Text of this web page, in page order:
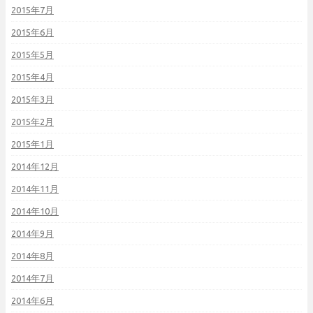
2015年7月
2015年6月
2015年5月
2015年4月
2015年3月
2015年2月
2015年1月
2014年12月
2014年11月
2014年10月
2014年9月
2014年8月
2014年7月
2014年6月